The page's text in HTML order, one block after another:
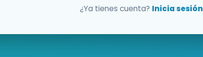
¿Ya tienes cuenta? Inicia sesión